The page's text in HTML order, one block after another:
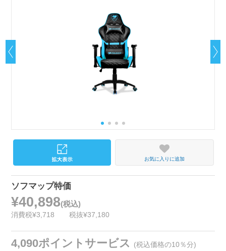
お気に入りに追加
ソフマップ特価
¥40,898(税込)
消費税¥3,718 税抜¥37,180
4,090ポイントサービス (税込価格の10％分)